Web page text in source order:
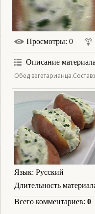
Просмотры: 0
Описание материала
Обед
Язык: Русский
Длительность
Всего комментариев: 0